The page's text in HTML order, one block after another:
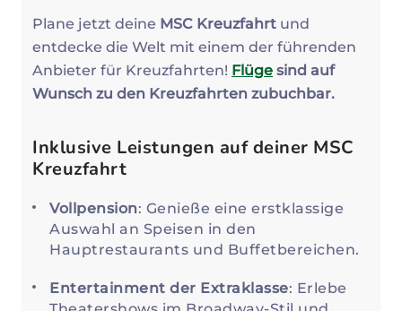
Plane jetzt deine MSC Kreuzfahrt und
entdecke die Welt mit einem der führenden
Anbieter für Kreuzfahrten! Flüge sind auf
Wunsch zu den Kreuzfahrten zubuchbar.
Inklusive Leistungen auf deiner MSC
Kreuzfahrt
Vollpension: Genieße eine erstklassige
Auswahl an Speisen in den
Hauptrestaurants und Buffetbereichen.
Entertainment der Extraklasse: Erlebe